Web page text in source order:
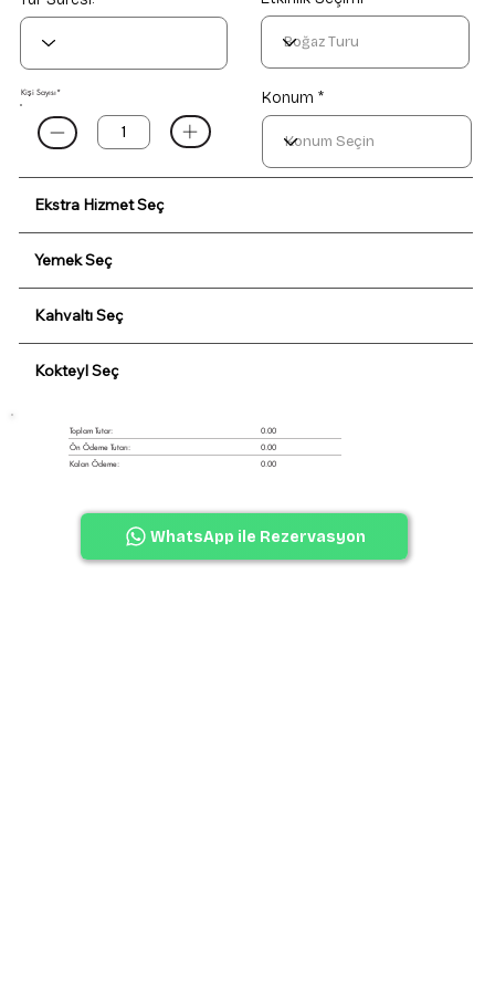
Kişi Sayısı* Konum *
Ekstra Hizmet Seç
Yemek Seç
Kahvaltı Seç
Kokteyl Seç
Toplam Tutar:
0.00
Ön Ödeme Tutarı:
0.00
Kalan Ödeme:
0.00
WhatsApp ile Rezervasyon